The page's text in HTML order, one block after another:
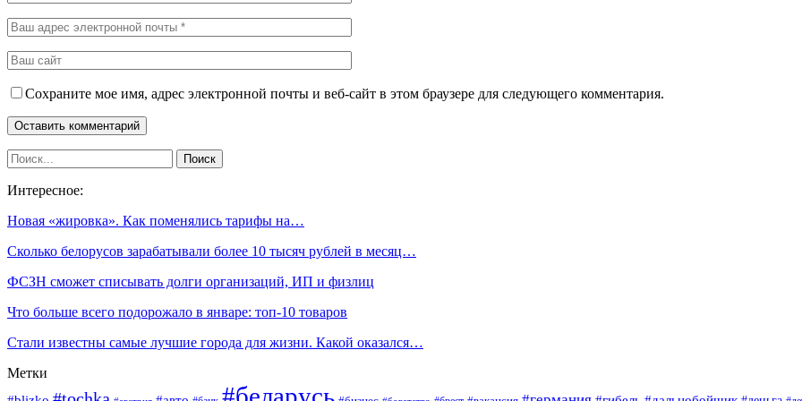
Сохраните мое имя, адрес электронной почты и веб-сайт в этом браузере для следующего комментария.
Интересное:
Новая «жировка». Как поменялись тарифы на…
Сколько белорусов зарабатывали более 10 тысяч рублей в месяц…
ФСЗН сможет списывать долги организаций, ИП и физлиц
Что больше всего подорожало в январе: топ-10 товаров
Стали известны самые лучшие города для жизни. Какой оказался…
Метки